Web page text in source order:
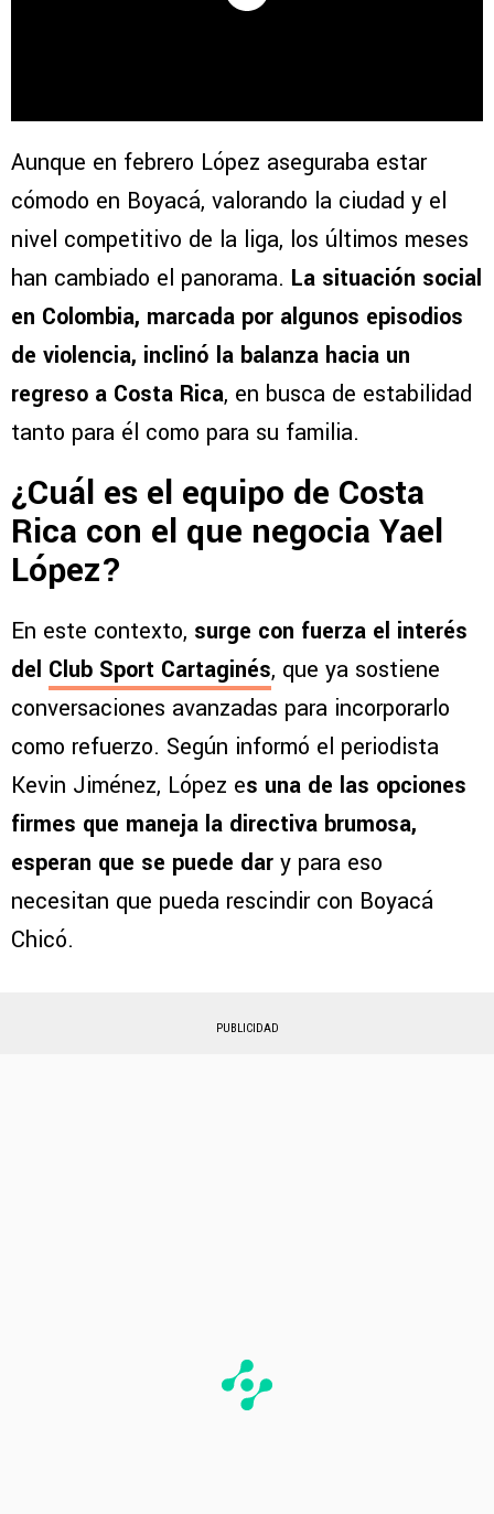
Aunque en febrero López aseguraba estar
cómodo en Boyacá, valorando la ciudad y el
nivel competitivo de la liga, los últimos meses
han cambiado el panorama. La situación social
en Colombia, marcada por algunos episodios
de violencia, inclinó la balanza hacia un
regreso a Costa Rica, en busca de estabilidad
tanto para él como para su familia.
¿Cuál es el equipo de Costa
Rica con el que negocia Yael
López?
En este contexto, surge con fuerza el interés
del Club Sport Cartaginés, que ya sostiene
conversaciones avanzadas para incorporarlo
como refuerzo. Según informó el periodista
Kevin Jiménez, López es una de las opciones
firmes que maneja la directiva brumosa,
esperan que se puede dar y para eso
necesitan que pueda rescindir con Boyacá
Chicó.
PUBLICIDAD